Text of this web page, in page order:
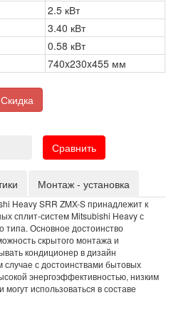
2.5 кВт
3.40 кВт
0.58 кВт
740x230x455 мм
Скидка
Сравнить
Монтаж - установка
Heavy SRR ZMX-S принадлежит к
сплит-систем Mitsubishi Heavy с
типа. Основное достоинство
скрытого монтажа и
кондиционер в дизайн
с достоинствами бытовых
энергоэффективностью, низким
использоваться в составе